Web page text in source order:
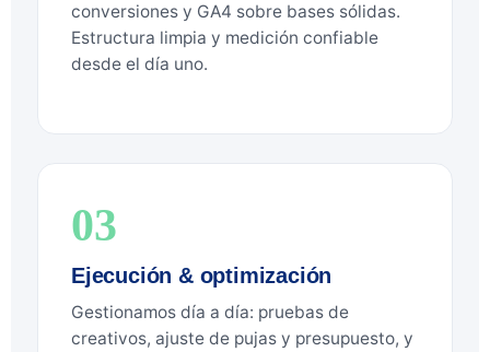
conversiones y GA4 sobre bases sólidas.
Estructura limpia y medición confiable
desde el día uno.
03
Ejecución & optimización
Gestionamos día a día: pruebas de
creativos, ajuste de pujas y presupuesto, y